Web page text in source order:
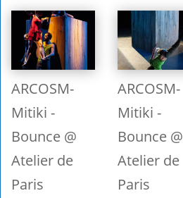
ARCOSM-
Mitiki -
Bounce @
Atelier de
Paris
ARCOSM-
Mitiki -
Bounce @
Atelier de
Paris